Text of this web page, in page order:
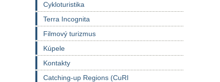
Cykloturistika
Terra Incognita
Filmový turizmus
Kúpele
Kontakty
Catching-up Regions (CuRI